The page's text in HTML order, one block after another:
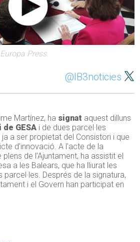
Press.
@IB3noticies
Martínez, ha signat aquest dilluns
GESA i de dues parcel·les
a ser propietat del Consistori i que
d’innovació. A l’acte de la
de l’Ajuntament, ha assistit el
a les Balears, que ha lliurat les
parcel·les. Després de la signatura,
i el Govern han participat en